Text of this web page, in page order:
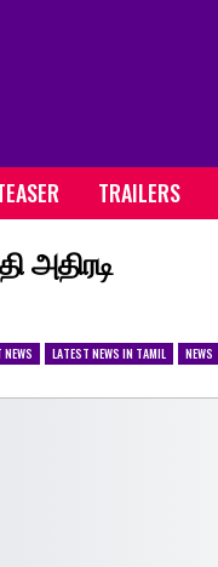
TRAILERS
அதிரடி
NEWS LATEST NEWS IN TAMIL NEWS